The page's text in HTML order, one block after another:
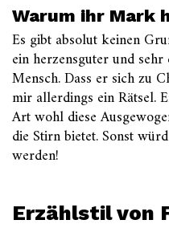
Warum ihr Mark
Es gibt absolut keinen
ein herzensguter und
Mensch. Dass er sich zu
mir allerdings ein Rätsel.
Art wohl diese
die Stirn bietet. Sonst
werden!
Erzählstil von